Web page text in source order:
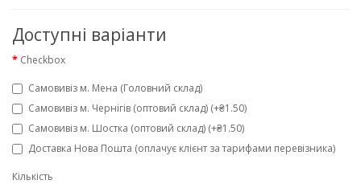
Доступні варіанти
Checkbox
Самовивіз м. Мена (Головний склад)
Самовивіз м. Чернігів (оптовий склад) (+₴1.50)
Самовивіз м. Шостка (оптовий склад) (+₴1.50)
Доставка Нова Пошта (оплачує клієнт за тарифами перевізника)
Кількість